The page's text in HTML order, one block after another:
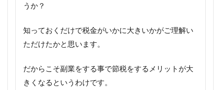
うか？
知っておくだけで税金がいかに大きいかがご理解い
ただけたかと思います。
だからこそ副業をする事で節税をするメリットが大
きくなるというわけです。